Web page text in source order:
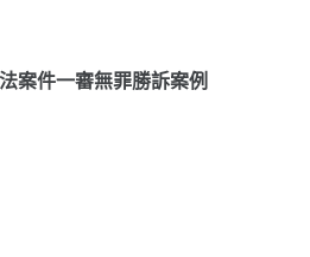
案件一審無罪勝訴案例